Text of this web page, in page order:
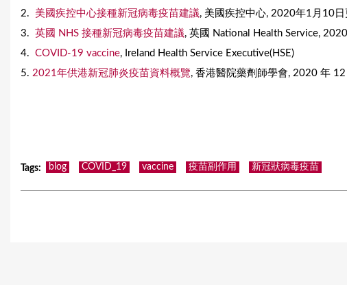
2. 美國疾控中心接種新冠病毒疫苗建議, 美國疾控中心, 2020年1月10日
3. 英國 NHS 接種新冠病毒疫苗建議, 英國 National Health Service,
4. COVID-19 vaccine, Ireland Health Service Executive(HSE)
5. 2021年供港新冠肺炎疫苗資料概覽, 香港醫院藥劑師學會, 2020 年 12
Tags: blog COVID_19 vaccine 疫苗副作用 新冠狀病毒疫苗